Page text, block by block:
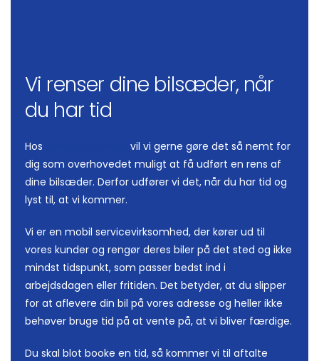
Vi renser dine bilsæder, når
du har tid
Hos
vil vi gerne gøre det så nemt for
dig som overhovedet muligt at få udført en rens af
dine bilsæder. Derfor udfører vi det, når du har tid og
lyst til, at vi kommer.
Vi er en mobil servicevirksomhed, der kører ud til
vores kunder og rengør deres biler på det sted og ikke
mindst tidspunkt, som passer bedst ind i
arbejdsdagen eller fritiden. Det betyder, at du slipper
for at aflevere din bil på vores adresse og heller ikke
behøver bruge tid på at vente på, at vi bliver færdige.
Du skal blot booke en tid, så kommer vi til aftalte